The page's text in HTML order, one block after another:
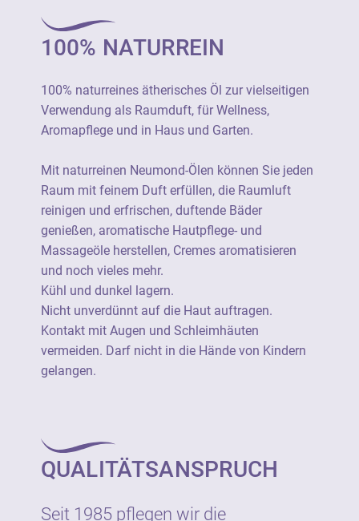
100% naturreines ätherisches Öl zur
Wellness, Aromapflege und in Haus und
Garten.
Kontakt mit Augen und Schleimhäuten
vermeiden. Darf nicht in die Hände von
Kindern gelangen.
Ätherische Öle von Neumond sind 100%
naturrein (=unverfälscht) und stammen aus
einer botanisch definierten Stammpflanze.
Sie verfügen durchgängig über eine
besonders hohe Produktqualität und sind
soweit wie möglich aus kontrolliert
biologischem Anbau.
vielseitige Verwendung als Raumduft, für
Wellness, Aromapflege und in Haus und
100% NATURREIN
100% naturreines ätherisches Öl zur vielseitigen
Verwendung als Raumduft, für Wellness,
Aromapflege und in Haus und Garten.
Mit naturreinen Neumond-Ölen können Sie jeden
Raum mit feinem Duft erfüllen, die Raumluft
reinigen und erfrischen, duftende Bäder
genießen, aromatische Hautpflege- und
Massageöle herstellen, Cremes aromatisieren
und noch vieles mehr.
Kühl und dunkel lagern.
Nicht unverdünnt auf die Haut auftragen.
Kontakt mit Augen und Schleimhäuten
vermeiden. Darf nicht in die Hände von Kindern
gelangen.
QUALITÄTSANSPRUCH
Seit 1985 pflegen wir die